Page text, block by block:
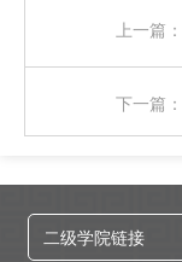
上一篇：
下一篇：